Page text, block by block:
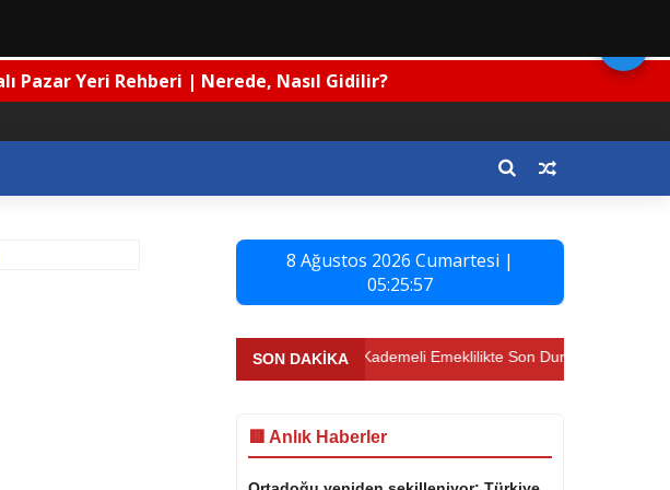
| Nerede, Nasıl Gidilir, Denizi Nasıl?
8 Ağustos 2026 Cumartesi |
05:25:57
SON DAKİKA
⚡ Kademeli Emeklilikte Son Durum (Haziran 2026)
🟥 Anlık Haberler